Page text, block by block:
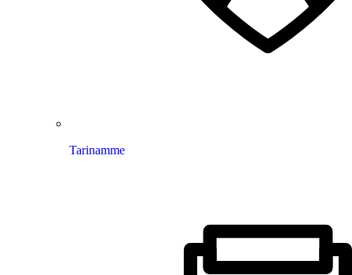
Tarinamme